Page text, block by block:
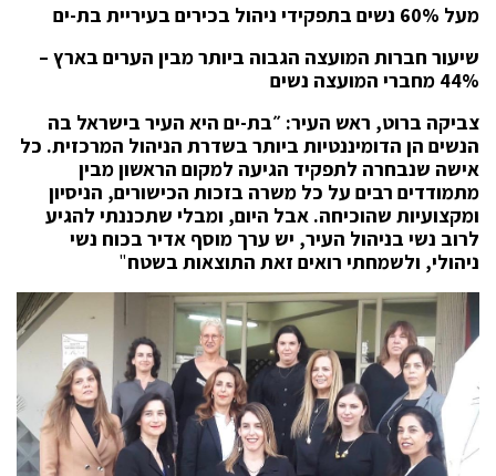
מעל 60% נשים בתפקידי ניהול בכירים בעיריית בת-ים
שיעור חברות המועצה הגבוה ביותר מבין הערים בארץ –
44% מחברי המועצה נשים
צביקה ברוט, ראש העיר: ״בת-ים היא העיר בישראל בה
הנשים הן הדומיננטיות ביותר בשדרת הניהול המרכזית. כל
אישה שנבחרה לתפקיד הגיעה למקום הראשון מבין
מתמודדים רבים על כל משרה בזכות הכישורים, הניסיון
ומקצועיות שהוכיחה. אבל היום, ומבלי שתכננתי להגיע
לרוב נשי בניהול העיר, יש ערך מוסף אדיר בכוח נשי
ניהולי, ולשמחתי רואים זאת התוצאות בשטח"